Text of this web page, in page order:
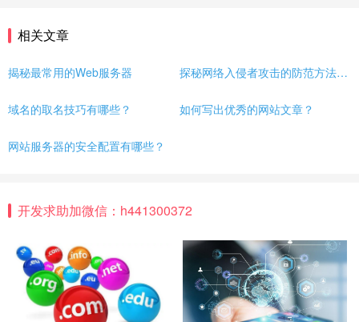
相关文章
揭秘最常用的Web服务器 探秘网络入侵者攻击的防范方法有哪些？
域名的取名技巧有哪些？ 如何写出优秀的网站文章？
网站服务器的安全配置有哪些？
开发求助加微信：h441300372